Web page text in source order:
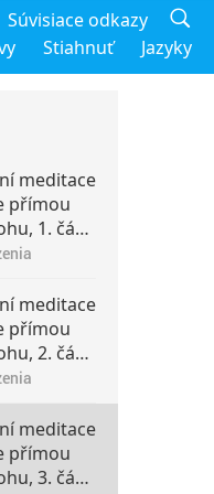
Súvisiace odkazy
Stiahnuť Jazyky
meditace
přímou
1. část
meditace
přímou
2. část
meditace
přímou
3. část